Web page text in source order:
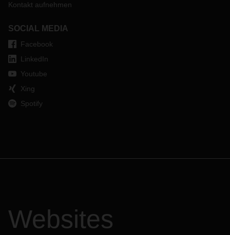
Kontakt aufnehmen
SOCIAL MEDIA
Facebook
LinkedIn
Youtube
Xing
Spotify
Websites